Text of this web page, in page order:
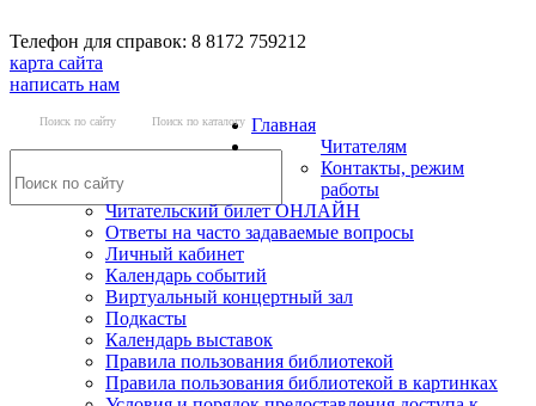
Телефон для справок: 8 8172 759212
карта сайта
написать нам
Поиск по сайту Поиск по каталогу Главная
Читателям
Контакты, режим
работы
Читательский билет ОНЛАЙН
Ответы на часто задаваемые вопросы
Личный кабинет
Календарь событий
Виртуальный концертный зал
Подкасты
Календарь выставок
Правила пользования библиотекой
Правила пользования библиотекой в картинках